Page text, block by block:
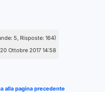
5, Risposte: 164)
Ottobre 2017 14:58
alla pagina precedente